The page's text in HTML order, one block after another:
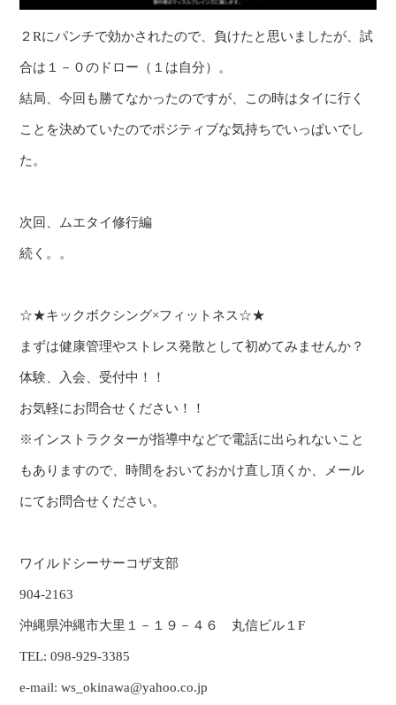
２Rにパンチで効かされたので、負けたと思いましたが、試
合は１－０のドロー（１は自分）。
結局、今回も勝てなかったのですが、この時はタイに行く
ことを決めていたのでポジティブな気持ちでいっぱいでし
た。
次回、ムエタイ修行編
続く。。
☆★キックボクシング×フィットネス☆★
まずは健康管理やストレス発散として初めてみませんか？
体験、入会、受付中！！
お気軽にお問合せください！！
※インストラクターが指導中などで電話に出られないこと
もありますので、時間をおいておかけ直し頂くか、メール
にてお問合せください。
ワイルドシーサーコザ支部
904-2163
沖縄県沖縄市大里１－１９－４６ 丸信ビル１F
TEL: 098-929-3385
e-mail: ws_okinawa@yahoo.co.jp